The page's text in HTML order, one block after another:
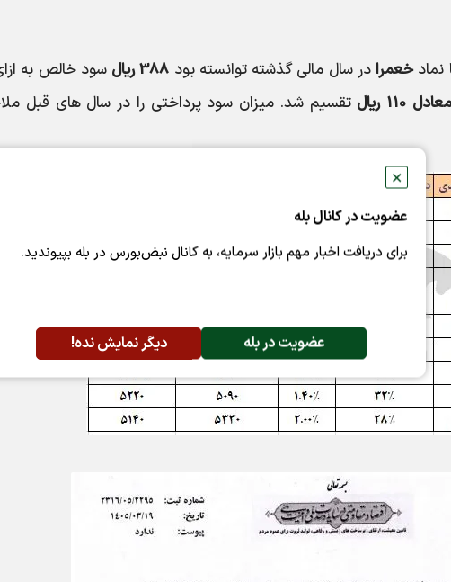
✕
عضویت در کانال بله
برای دریافت اخبار مهم بازار سرمایه، به کانال نبض‌بورس در بله بپیوندید.
عضویت در بله دیگر نمایش نده!
نمادخعمرادر سال مالی گذشته توانسته بود 388 ریال
سود خالص به
تقسیم شد. میزان سود پرداختی را در سال های قبل